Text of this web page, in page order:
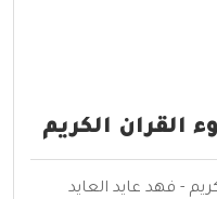
القران الكريم
- فهد عايد العايد